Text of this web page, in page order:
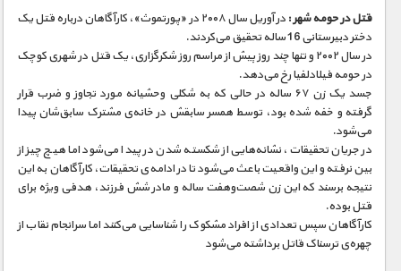
قتل در حومه شهر :
در آوریل سال ۲۰۰۸ در «پورتموث»، کارآگاهان درباره قتل یک
دختر دبیرستانی 16 ساله تحقیق می‌کردند.
در سال ۲۰۰۲ و تنها چند روز پیش از مراسم روز شکرگزاری، یک قتل در شهری کوچک
در حومه فیلادلفیا رخ می‌دهد.
جسد یک زن ۶۷ ساله در حالی که به شکلی وحشیانه مورد تجاوز و ضرب قرار
گرفته و خفه شده بود، توسط همسر سابقش در خانه‌ی مشترک سابق‌شان پیدا
می‌شود.
در جریان تحقیقات، نشانه‌هایی از شکسته شدن در پیدا می‌شود اما هیچ چیز از
بین نرفته و این واقعیت باعث می‌شود تا در ادامه‌ی تحقیقات، کارآگاهان به این
نتیجه برسند که این زن شصت‌و‌هفت ساله‌ و مادر شش فرزند، هدفی ویژه برای
قتل بوده.
کارآگاهان سپس تعدادی از افراد مشکوک را شناسایی می‌کنند اما سرانجام نقاب از
چهره‌ی ترسناک قاتل برداشته می‌شود